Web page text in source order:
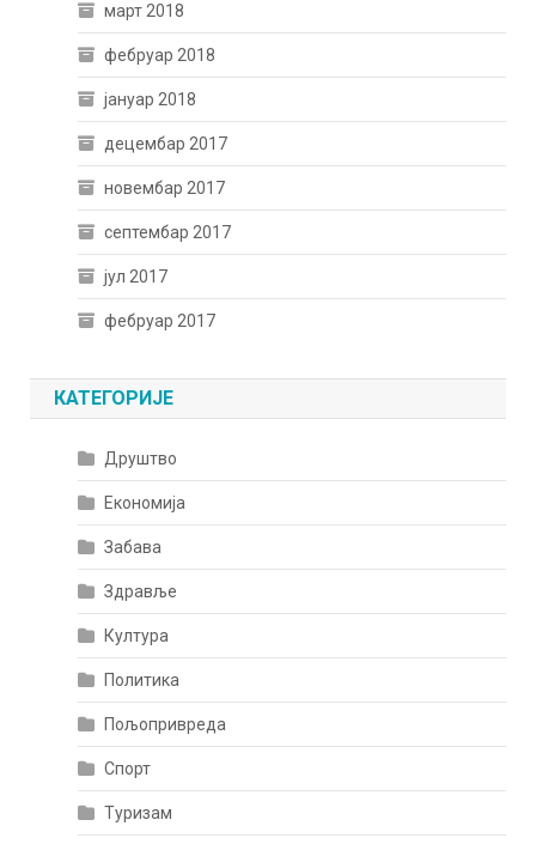
март 2018
фебруар 2018
јануар 2018
децембар 2017
новембар 2017
септембар 2017
јул 2017
фебруар 2017
КАТЕГОРИЈЕ
Друштво
Економија
Забава
Здравље
Култура
Политика
Пољопривреда
Спорт
Туризам